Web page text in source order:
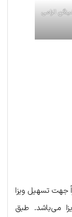
الزامی
جهت تسهیل ویزا
می‌باشد. طبق